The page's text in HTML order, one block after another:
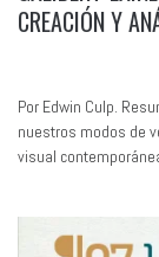
CREACIÓN Y
Por Edwin Culp.
nuestros modos de
visual